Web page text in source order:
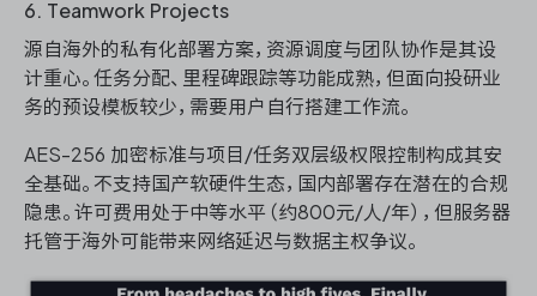
6. Teamwork Projects
源自海外的私有化部署方案，资源调度与团队协作是其设
计重心。任务分配、里程碑跟踪等功能成熟，但面向投研业
务的预设模板较少，需要用户自行搭建工作流。
AES-256 加密标准与项目/任务双层级权限控制构成其安
全基础。不支持国产软硬件生态，国内部署存在潜在的合规
隐患。许可费用处于中等水平（约800元/人/年），但服务器
托管于海外可能带来网络延迟与数据主权争议。